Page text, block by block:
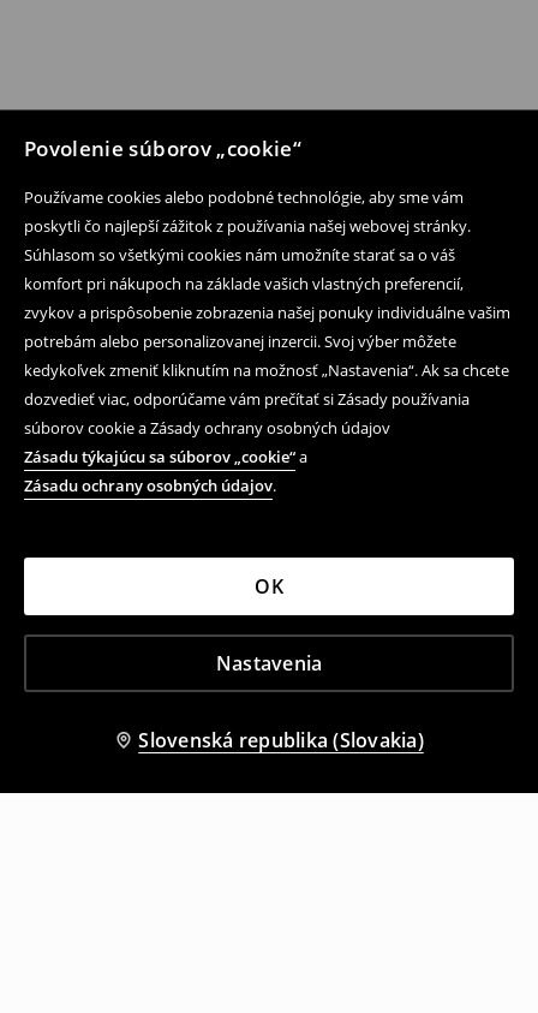
Povolenie súborov „cookie“
Používame cookies alebo podobné technológie, aby sme vám
poskytli čo najlepší zážitok z používania našej webovej stránky.
Súhlasom so všetkými cookies nám umožníte starať sa o váš
komfort pri nákupoch na základe vašich vlastných preferencií,
zvykov a prispôsobenie zobrazenia našej ponuky individuálne vašim
potrebám alebo personalizovanej inzercii. Svoj výber môžete
kedykoľvek zmeniť kliknutím na možnosť „Nastavenia“. Ak sa chcete
dozvedieť viac, odporúčame vám prečítať si Zásady používania
súborov cookie a Zásady ochrany osobných údajov
Zásadu týkajúcu sa súborov „cookie“a
Zásadu ochrany osobných údajov.
Nastavenia
OK
Slovenská republika (Slovakia)